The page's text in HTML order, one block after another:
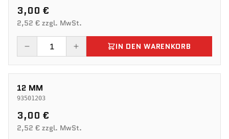
3,00 €
2,52 € zzgl. MwSt.
IN DEN WARENKORB
12 MM
93501203
3,00 €
2,52 € zzgl. MwSt.